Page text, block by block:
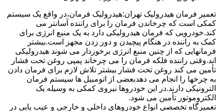
تعمیر فرمان هیدرولیک تهران:هیدرولیک فرمان،در واقع یک سیستم
کمکی است که چرخاندن فرمان را برای راننده آسانتر می
کند.خودرویی که فرمان هیدرولیکی دارد به یک منبع انرژی برای
کمک به راننده در هنگام پیچیدن و دور زدن مجهز است.بیشتر
فرمانهایی که از چنین منبع انرژی برخوردار می شوند هیدرولیکی
اند.وقتی راننده فلکه فرمان را می چرخاند پمپی روغن تحت فشار
تأمین می کند روغن تحت فشار بیشتر تلاش لازم برای فرمان دادن
به چرخها را انجام می دهدبعضی از اتومبیل ها سیستم فرمان
الترونیکی دارند.در این خودروها نیروی کمکی به وسیله یک
الکتروموتور تأمین می شود.
تعمیرگاه تخصصی انواع خودروهای داخلی و خارجی و عیب یابی در